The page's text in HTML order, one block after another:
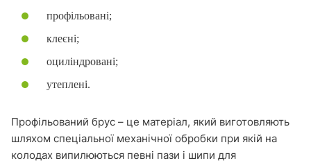
профільовані;
клеєні;
оциліндровані;
утеплені.
Профільований брус – це матеріал, який виготовляють
шляхом спеціальної механічної обробки при якій на
колодах випилюються певні пази і шипи для